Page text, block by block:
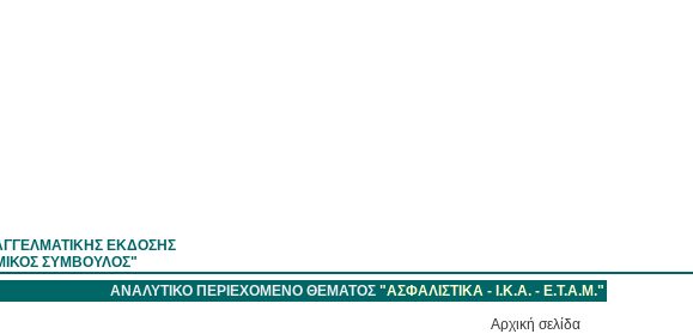
ΕΚΔΟΣΗΣ
ΣΥΜΒΟΥΛΟΣ"
ΑΝΑΛΥΤΙΚΟ ΠΕΡΙΕΧΟΜΕΝΟ ΘΕΜΑΤΟΣ "ΑΣΦΑΛΙΣΤΙΚΑ - Ι.Κ.Α. - Ε.Τ.Α.Μ."
Aρχική σελίδα